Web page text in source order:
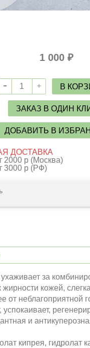
1 000 ₽
В
ЗАКАЗ В ОДИН
ДОБАВИТЬ В
ДОСТАВКА
2000 р (Москва)
3000 р (РФ)
ухаживает за
жирности кожей,
от неблагоприятной
успокаивает,
и
кипрея, гидролат